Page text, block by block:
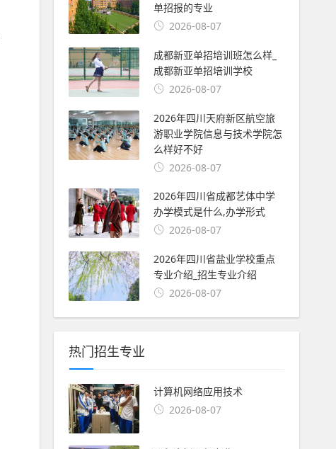
单招报的专业
2026-08-07
成都新亚单招培训班怎么样_
成都新亚单招培训学校
2026-08-07
2026年四川天府新区航空旅
游职业学院信息与技术学院怎
么样好不好
2026-08-07
2026年四川省成都艺体中学
办学模式是什么,办学形式
2026-08-07
2026年四川省盐业学校重点
专业介绍_招生专业介绍
2026-08-07
热门招生专业
计算机网络应用技术
2026-08-07